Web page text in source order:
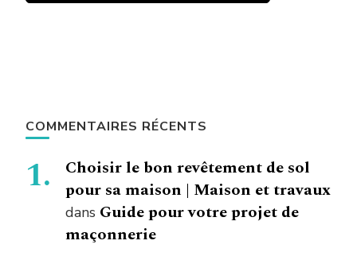
COMMENTAIRES RÉCENTS
Choisir le bon revêtement de sol
pour sa maison | Maison et travaux
dans Guide pour votre projet de
maçonnerie